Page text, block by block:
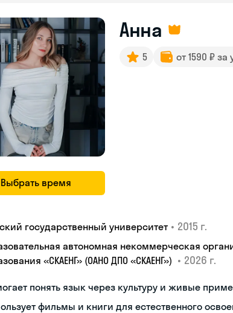
Выбрать время
Анна
5 от 1590 ₽ за
государственный университет • 2015 г.
автономная некоммерческая
«СКАЕНГ» (ОАНО ДПО «СКАЕНГ») • 2026 г.
понять язык через культуру и живые
фильмы и книги для естественного